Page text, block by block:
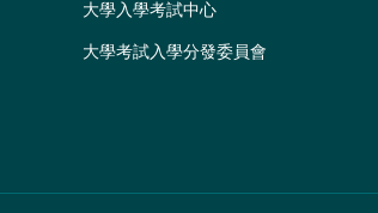
大學入學考試中心
大學考試入學分發委員會